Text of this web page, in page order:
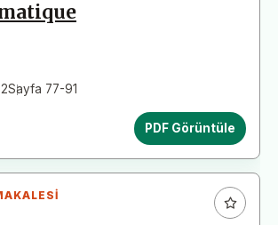
Sayfa 77-91
PDF Görüntüle